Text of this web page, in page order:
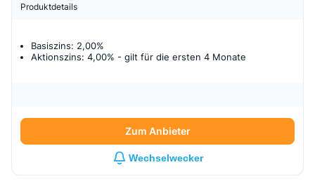
Produktdetails
Basiszins: 2,00%
Aktionszins: 4,00% - gilt für die ersten 4 Monate
Zum Anbieter
Wechselwecker